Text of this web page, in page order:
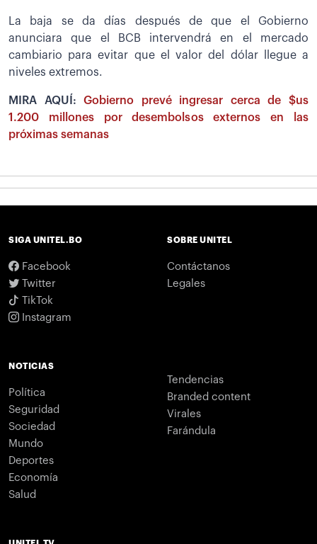
La baja se da días después de que el Gobierno
anunciara que el BCB intervendrá en el mercado
cambiario para evitar que el valor del dólar llegue a
niveles extremos.
MIRA AQUÍ:Gobierno prevé ingresar cerca de $us
1.200 millones por desembolsos externos en las
próximas semanas
SIGA UNITEL.BO
Facebook
Twitter
TikTok
Instagram
SOBRE UNITEL
Contáctanos
Legales
NOTICIAS
Política
Seguridad
Sociedad
Mundo
Deportes
Economía
Salud
Tendencias
Branded content
Virales
Farándula